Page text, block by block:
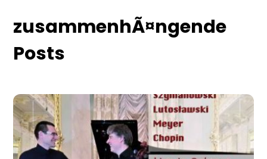
zusammenhÃ¤ngende
Posts